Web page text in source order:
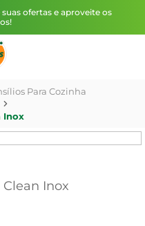
suas ofertas e aproveite os
Para Cozinha
Inox
Inox